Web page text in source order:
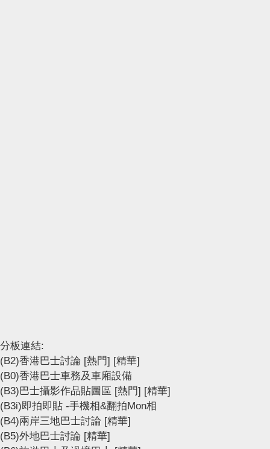
分板連結:
(B2)香港巴士討論 [熱門] [精華]
(B0)香港巴士車務及車廂設備
(B3)巴士攝影作品貼圖區 [熱門] [精華]
(B3i)即拍即貼 -手機相&翻拍Mon相
(B4)兩岸三地巴士討論 [精華]
(B5)外地巴士討論 [精華]